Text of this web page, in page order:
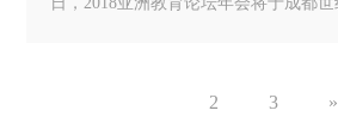
本届大会议题充实、活动环节丰富
2 3 »